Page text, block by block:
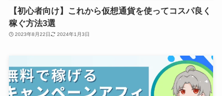
【初心者向け】これから仮想通貨を使ってコスパ良く
稼ぐ方法3選
2023年8月22日 2024年1月3日